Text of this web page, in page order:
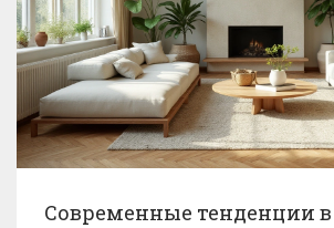
Современные тенденции